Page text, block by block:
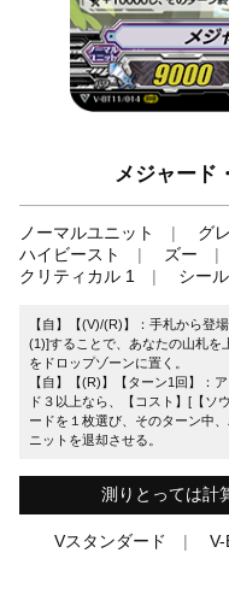
メジャード
ノーマルユニット
グ
ハイビースト
ズー
クリティカル 1
シー
【自】【(V)/(R)】：手札から登
(1)]することで、あなたの山札を
をドロップゾーンに置く。
【自】【(R)】【ターン1回】：
ド３以上なら、【コスト】[【ソ
ードを１枚選び、そのターン中
ニットを退却させる。
測りとっては計
Vスタンダード